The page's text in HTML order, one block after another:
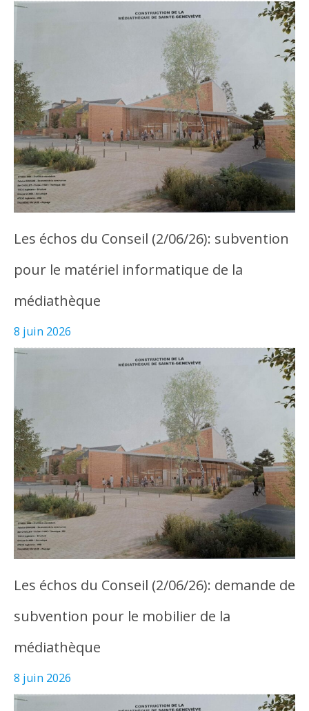
Les échos du Conseil (2/06/26): subvention
pour le matériel informatique de la
médiathèque
8 juin 2026
Les échos du Conseil (2/06/26): demande de
subvention pour le mobilier de la
médiathèque
8 juin 2026